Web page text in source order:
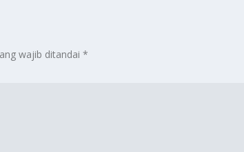
wajib ditandai*